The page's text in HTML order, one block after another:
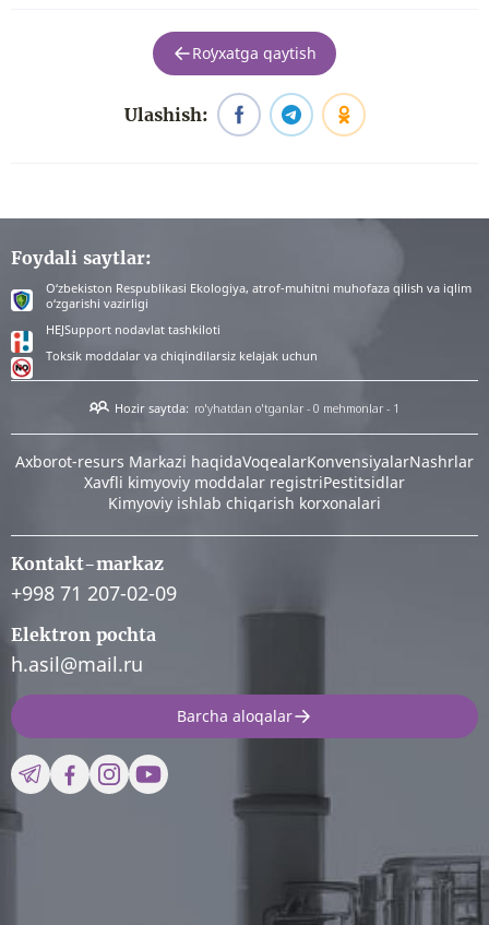
Roʻyxatga qaytish
Ulashish:
Foydali saytlar:
O‘zbekiston Respublikasi Ekologiya, atrof-muhitni muhofaza qilish va iqlim
o‘zgarishi vazirligi
HEJSupport nodavlat tashkiloti
Toksik moddalar va chiqindilarsiz kelajak uchun
Hozir saytda: ro'yhatdan o'tganlar - 0 mehmonlar - 1
Аxborot-resurs Markazi haqidaVoqealarKonvensiyalarNashrlar
Xavfli kimyoviy moddalar registriPestitsidlar
Kimyoviy ishlab chiqarish korxonalari
Kontakt-markaz
+998 71 207-02-09
Elektron pochta
h.asil@mail.ru
Barcha aloqalar